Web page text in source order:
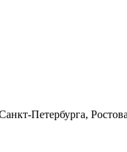
Петербурга,